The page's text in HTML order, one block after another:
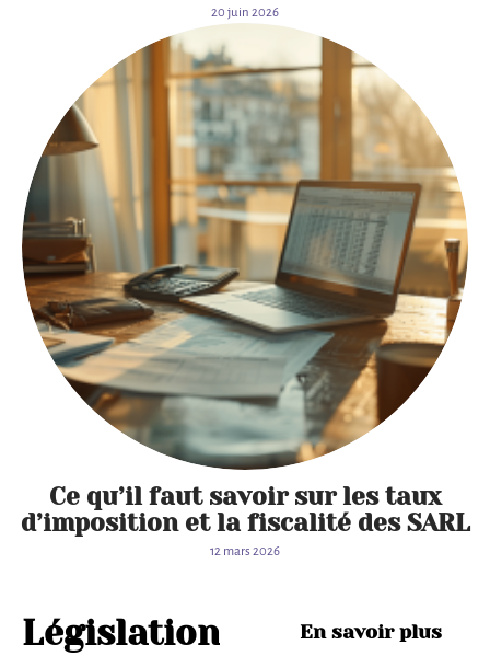
20 juin 2026
Ce qu’il faut savoir sur les taux
d’imposition et la fiscalité des SARL
12 mars 2026
Législation En savoir plus
er le